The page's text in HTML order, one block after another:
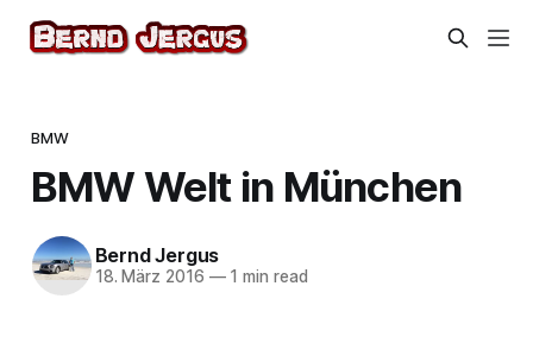
BMW
BMW Welt in München
Bernd Jergus
18. März 2016 —1 min read